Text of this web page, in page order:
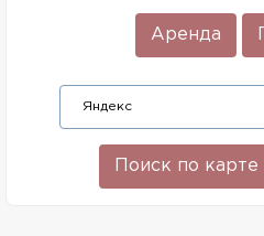
Аренда
Поиск по карте